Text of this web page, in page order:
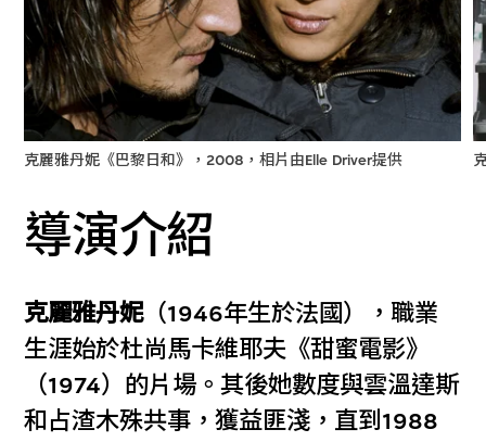
克麗雅丹妮《巴黎日和》，2008，相片由Elle Driver提供
導演介紹
克麗雅丹妮（1946年生於法國），職業
生涯始於杜尚馬卡維耶夫《甜蜜電影》
（1974）的片場。其後她數度與雲溫達斯
和占渣木殊共事，獲益匪淺，直到1988